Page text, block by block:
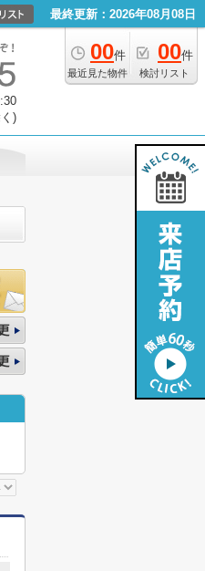
最終更新：2026年08月08日
00件
最近見た物件
00件
検討リスト
)